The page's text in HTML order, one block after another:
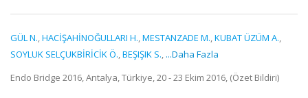
GÜL N.,HACİŞAHİNOĞULLARI H.,MESTANZADE M.,KUBAT ÜZÜM A.,
SOYLUK SELÇUKBİRİCİK Ö.,BEŞIŞIK S., ...Daha Fazla
Endo Bridge 2016, Antalya, Türkiye, 20 - 23 Ekim 2016, (Özet Bildiri)